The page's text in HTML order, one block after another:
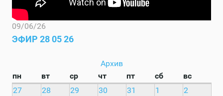
09/06/26
ЭФИР 28 05 26
Архив
пн
вт ср чт пт сб
вс
27
28 29 30 31 1
2